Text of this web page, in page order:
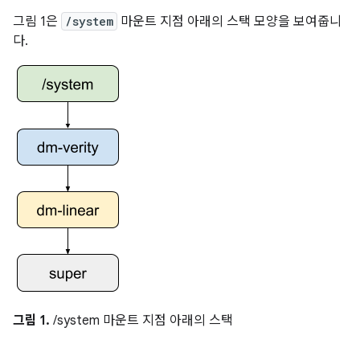
그림 1은
/system 마운트 지점 아래의 스택 모양을 보여줍니
다.
그림 1. /system 마운트 지점 아래의 스택